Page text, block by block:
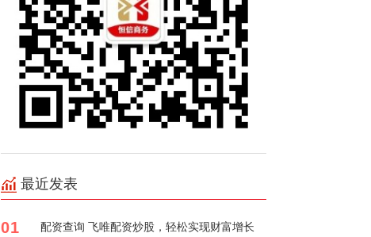
最近发表
01 配资查询 飞唯配资炒股，轻松实现财富增长